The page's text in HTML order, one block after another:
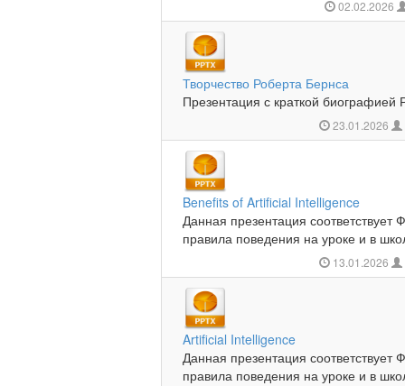
02.02.2026
Творчество Роберта Бернса
Презентация с краткой
23.01.2026
Benefits of Artificial Intelligence
Данная презентация
правила поведения на уроке и в
13.01.2026
Artificial Intelligence
Данная презентация
правила поведения на уроке и в